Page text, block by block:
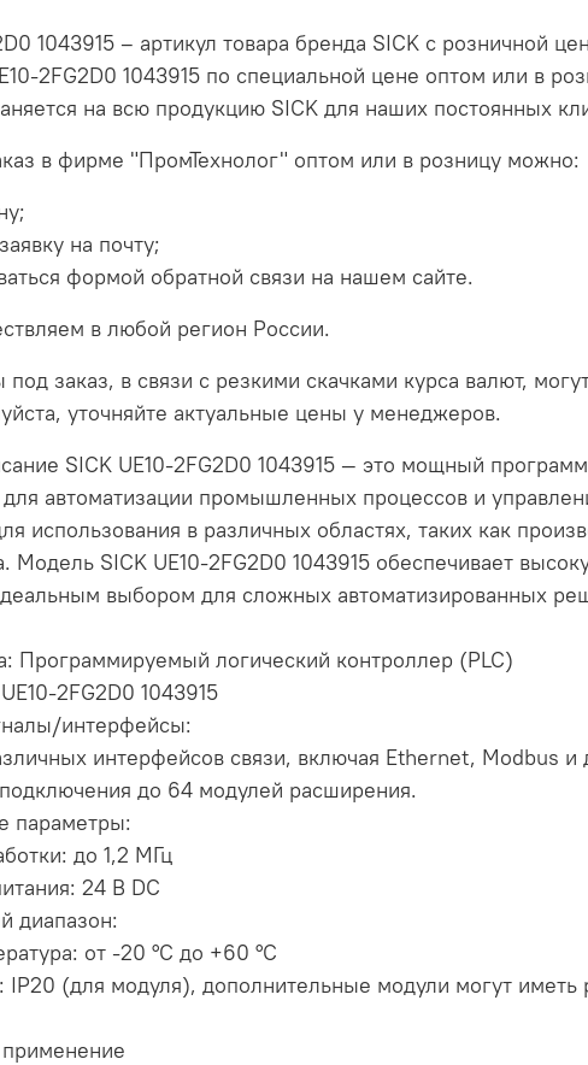
1043915 – артикул товара бренда SICK с розничной
2FG2D0 1043915 по специальной цене оптом или в
на всю продукцию SICK для наших постоянных
в фирме "ПромТехнолог" оптом или в розницу можно:
на почту;
формой обратной связи на нашем сайте.
в любой регион России.
заказ, в связи с резкими скачками курса валют,
уточняйте актуальные цены у менеджеров.
SICK UE10-2FG2D0 1043915 — это мощный
автоматизации промышленных процессов и
использования в различных областях, таких как
Модель SICK UE10-2FG2D0 1043915 обеспечивает
выбором для сложных автоматизированных
Программируемый логический контроллер (PLC)
2FG2D0 1043915
интерфейсы:
интерфейсов связи, включая Ethernet, Modbus и
до 64 модулей расширения.
параметры:
до 1,2 МГц
24 В DC
диапазон:
от -20 °C до +60 °C
IP20 (для модуля), дополнительные модули могут